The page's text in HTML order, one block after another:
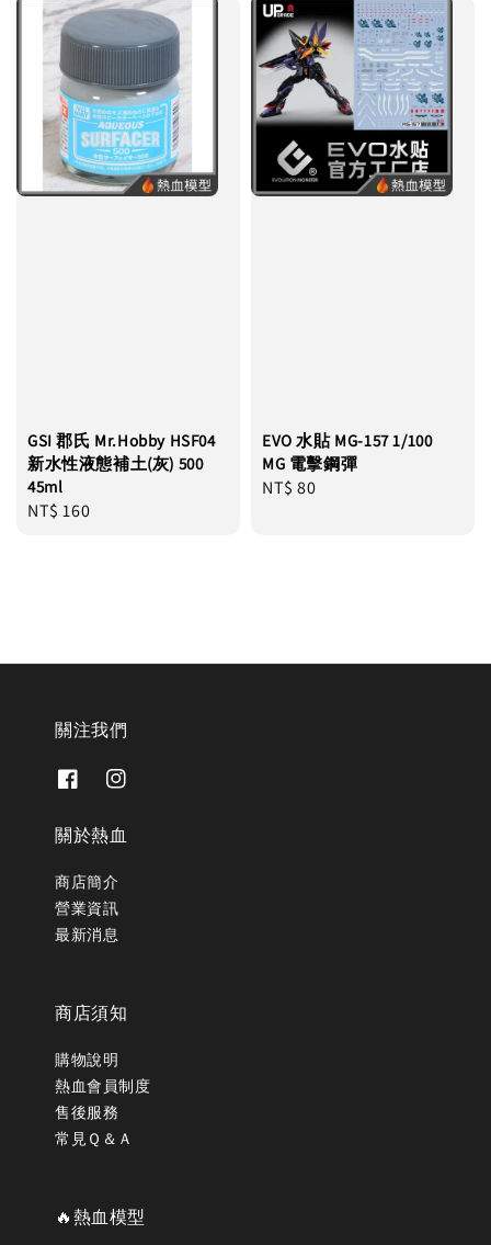
GSI 郡氏 Mr.Hobby HSF04
新水性液態補土(灰) 500
45ml
Regular
NT$ 160
EVO 水貼 MG-157 1/100
MG 電擊鋼彈
Regular
NT$ 80
關注我們
關於熱血
商店簡介
營業資訊
最新消息
商店須知
購物說明
熱血會員制度
售後服務
常見Ｑ＆Ａ
🔥熱血模型